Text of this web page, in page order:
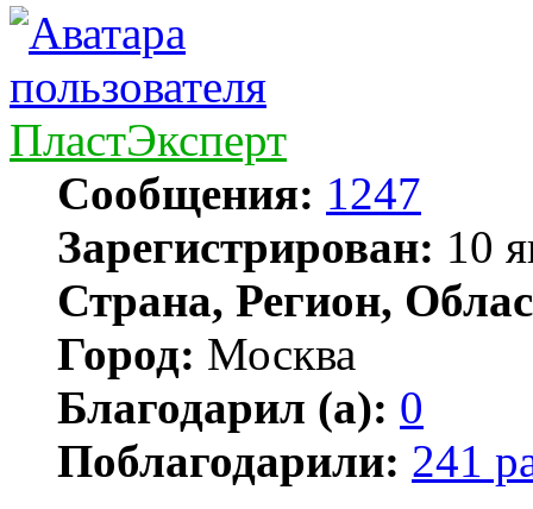
ПластЭксперт
Сообщения: 1247
Зарегистрирован: 10
Страна, Регион,
Город: Москва
Благодарил (а): 0
Поблагодарили: 241